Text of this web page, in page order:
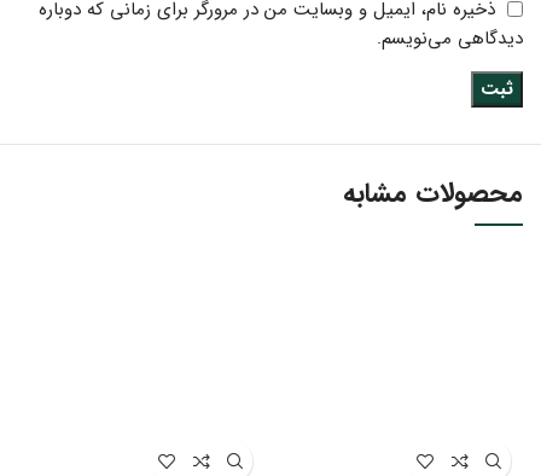
ذخیره نام، ایمیل و وبسایت من در مرورگر برای زمانی که دوباره
دیدگاهی می‌نویسم.
محصولات مشابه